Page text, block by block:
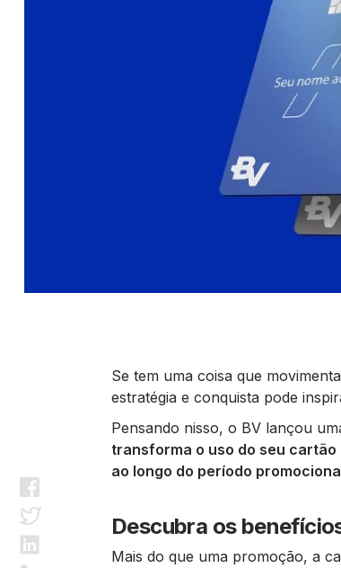
Se tem uma coisa que
estratégia e conquista pode
Pensando nisso, o BV lançou
transforma o uso do seu cartão
ao longo do período
Descubra os
Mais do que uma promoção, a